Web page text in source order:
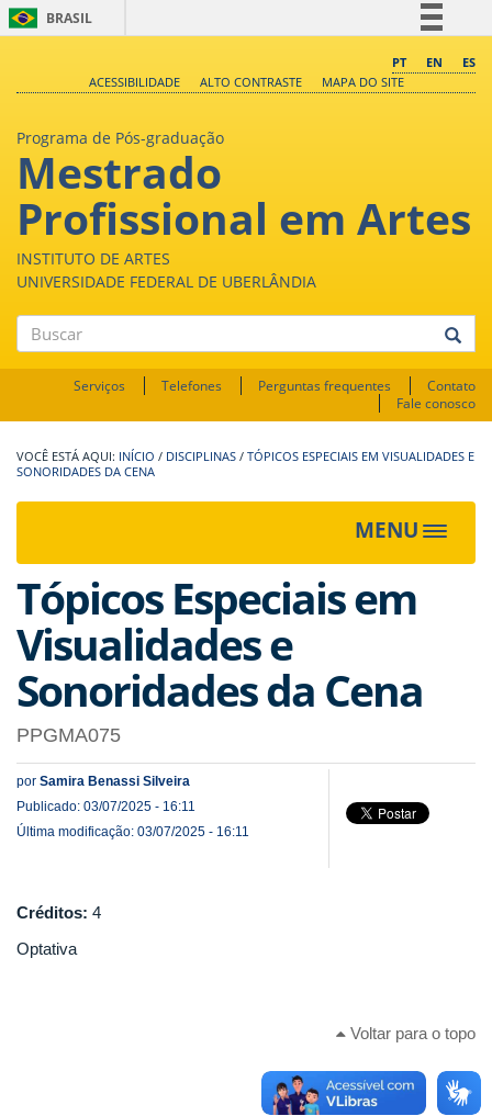
BRASIL
Comunica BR
Canais
PT EN
ES
ACESSIBILIDADE
ALTO CONTRASTE MAPA DO SITE
Programa de Pós-graduação
Mestrado
Profissional em Artes
INSTITUTO DE ARTES
UNIVERSIDADE FEDERAL DE UBERLÂNDIA
Buscar
Serviços Telefones Perguntas frequentes
Contato
Fale conosco
INÍCIO / DISCIPLINAS / TÓPICOS ESPECIAIS EM VISUALIDADES E
SONORIDADES DA CENA
MENU
Toggle
Tópicos Especiais em
Visualidades e
Sonoridades da Cena
PPGMA075
por Samira Benassi Silveira
Publicado: 03/07/2025 - 16:11
Última modificação: 03/07/2025 - 16:11
Créditos: 4
Optativa
Voltar para o topo